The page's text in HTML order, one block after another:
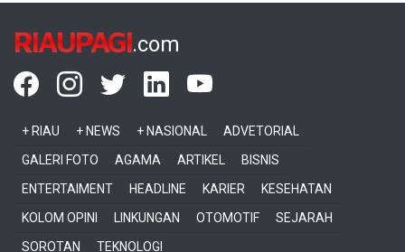
RIAUPAGI.com
+ RIAU + NEWS + NASIONAL
ADVETORIAL
GALERI FOTO
AGAMA ARTIKEL
BISNIS
ENTERTAIMENT
HEADLINE KARIER
KESEHATAN
KOLOM OPINI
LINKUNGAN OTOMOTIF
SEJARAH
SOROTAN
TEKNOLOGI